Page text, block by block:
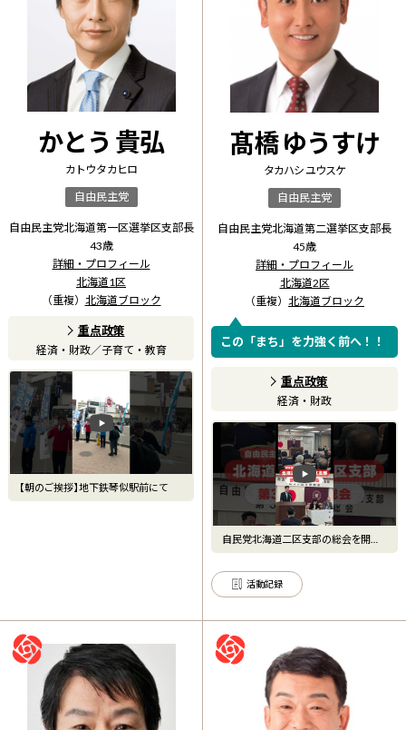
かとう 貴弘
カトウ タカヒロ
自由民主党
自由民主党北海道第一区選挙区支部長
43歳
詳細・プロフィール
北海道1区
（重複） 北海道ブロック
重点政策
経済・財政／子育て・教育
【朝のご挨拶】地下鉄琴似駅前にて
髙橋 ゆうすけ
タカハシ ユウスケ
自由民主党
自由民主党北海道第二選挙区支部長
45歳
詳細・プロフィール
北海道2区
（重複） 北海道ブロック
この「まち」を力強く前へ！！
重点政策
経済・財政
自民党北海道二区支部の総会を開催
しました #髙橋ゆうすけ
活動記録